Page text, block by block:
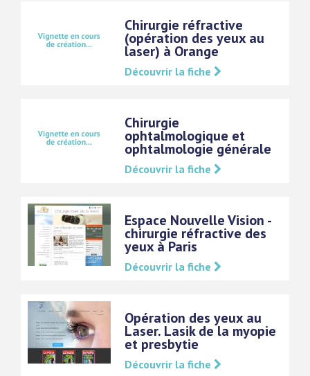
Chirurgie réfractive
(opération des yeux au
laser) à Orange
Découvrir la fiche
Chirurgie
ophtalmologique et
ophtalmologie générale
Découvrir la fiche
Espace Nouvelle Vision -
chirurgie réfractive des
yeux à Paris
Découvrir la fiche
Opération des yeux au
Laser. Lasik de la myopie
et presbytie
Découvrir la fiche